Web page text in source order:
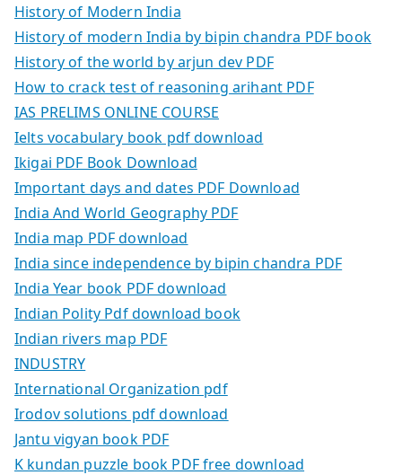
History of Modern India
History of modern India by bipin chandra PDF book
History of the world by arjun dev PDF
How to crack test of reasoning arihant PDF
IAS PRELIMS ONLINE COURSE
Ielts vocabulary book pdf download
Ikigai PDF Book Download
Important days and dates PDF Download
India And World Geography PDF
India map PDF download
India since independence by bipin chandra PDF
India Year book PDF download
Indian Polity Pdf download book
Indian rivers map PDF
INDUSTRY
International Organization pdf
Irodov solutions pdf download
Jantu vigyan book PDF
K kundan puzzle book PDF free download